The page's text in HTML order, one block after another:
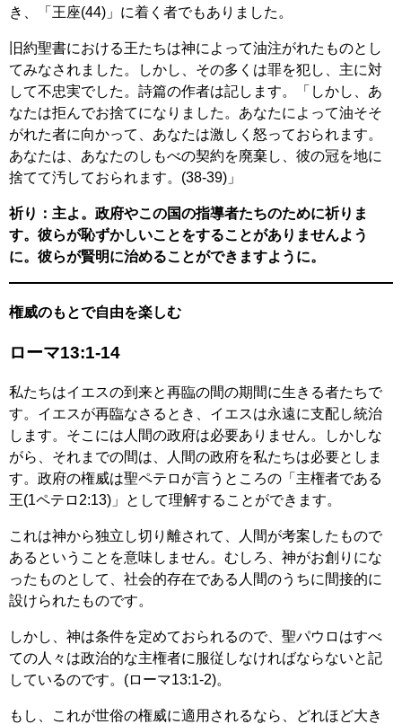
き、「王座(44)」に着く者でもありました。
旧約聖書における王たちは神によって油注がれたものとし
てみなされました。しかし、その多くは罪を犯し、主に対
して不忠実でした。詩篇の作者は記します。「しかし、あ
なたは拒んでお捨てになりました。あなたによって油そそ
がれた者に向かって、あなたは激しく怒っておられます。
あなたは、あなたのしもべの契約を廃棄し、彼の冠を地に
捨てて汚しておられます。(38-39)」
祈り：主よ。政府やこの国の指導者たちのために祈りま
す。彼らが恥ずかしいことをすることがありませんよう
に。彼らが賢明に治めることができますように。
権威のもとで自由を楽しむ
ローマ13:1-14
私たちはイエスの到来と再臨の間の期間に生きる者たちで
す。イエスが再臨なさるとき、イエスは永遠に支配し統治
します。そこには人間の政府は必要ありません。しかしな
がら、それまでの間は、人間の政府を私たちは必要としま
す。政府の権威は聖ペテロが言うところの「主権者である
王(1ペテロ2:13)」として理解することができます。
これは神から独立し切り離されて、人間が考案したもので
あるということを意味しません。むしろ、神がお創りにな
ったものとして、社会的存在である人間のうちに間接的に
設けられたものです。
しかし、神は条件を定めておられるので、聖パウロはすべ
ての人々は政治的な主権者に服従しなければならないと記
しているのです。(ローマ13:1-2)。
もし、これが世俗の権威に適用されるなら、どれほど大き